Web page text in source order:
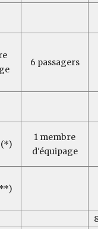
6 passagers
(*)
1 membre
d'équipage